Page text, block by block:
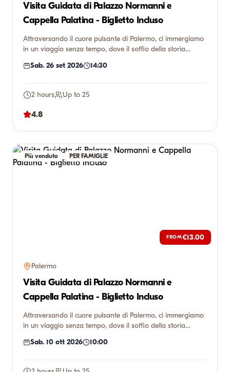
Visita Guidata di Palazzo Normanni e
Cappella Palatina - Biglietto Incluso
Attraversando il cuore pulsante di Palermo, ci immergiamo
in un viaggio senza tempo, dove il soffio della storia
Sab. 26 set 2026 14:30
2 hours Up to 25
4.8
Più venduto PER FAMIGLIE
FROM€13.00
Palermo
Visita Guidata di Palazzo Normanni e
Cappella Palatina - Biglietto Incluso
Attraversando il cuore pulsante di Palermo, ci immergiamo
in un viaggio senza tempo, dove il soffio della storia
Sab. 10 ott 2026 10:00